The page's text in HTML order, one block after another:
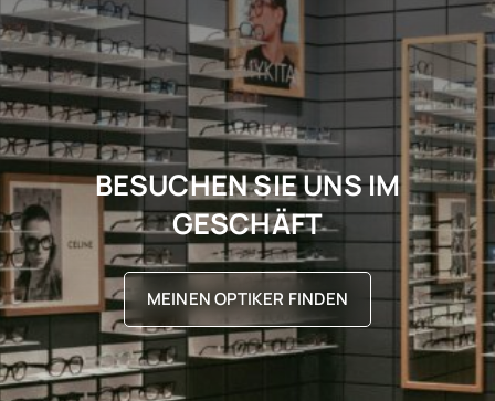
BESUCHEN SIE UNS IM
GESCHÄFT
MEINEN OPTIKER FINDEN